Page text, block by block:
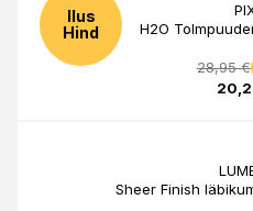
Ilus
Hind
H2O
28,95 €
Sheer Finish